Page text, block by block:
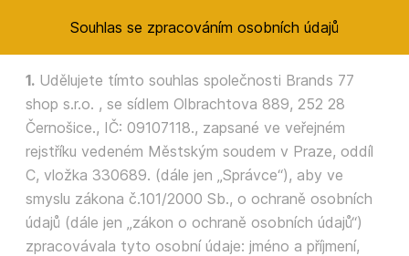
Souhlas se zpracováním osobních údajů
1.Udělujete tímto souhlas společnosti Brands 77
shop s.r.o. , se sídlem Olbrachtova 889, 252 28
Černošice., IČ: 09107118., zapsané ve veřejném
rejstříku vedeném Městským soudem v Praze, oddíl
C, vložka 330689. (dále jen „Správce“), aby ve
smyslu zákona č.101/2000 Sb., o ochraně osobních
údajů (dále jen „zákon o ochraně osobních údajů“)
zpracovávala tyto osobní údaje: jméno a příjmení,